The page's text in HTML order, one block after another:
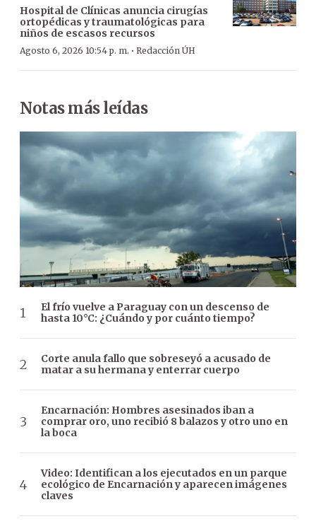
Hospital de Clínicas anuncia cirugías
ortopédicas y traumatológicas para
niños de escasos recursos
Agosto 6, 2026 10:54 p. m. · Redacción ÚH
Notas más leídas
El frío vuelve a Paraguay con un descenso de
hasta 10°C: ¿Cuándo y por cuánto tiempo?
Corte anula fallo que sobreseyó a acusado de
matar a su hermana y enterrar cuerpo
Encarnación: Hombres asesinados iban a
comprar oro, uno recibió 8 balazos y otro uno en
la boca
Video: Identifican a los ejecutados en un parque
ecológico de Encarnación y aparecen imágenes
claves